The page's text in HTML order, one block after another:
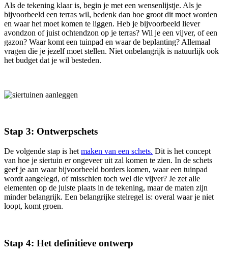
Als de tekening klaar is, begin je met een wensenlijstje. Als je
bijvoorbeeld een terras wil, bedenk dan hoe groot dit moet worden
en waar het moet komen te liggen. Heb je bijvoorbeeld liever
avondzon of juist ochtendzon op je terras? Wil je een vijver, of een
gazon? Waar komt een tuinpad en waar de beplanting? Allemaal
vragen die je jezelf moet stellen. Niet onbelangrijk is natuurlijk ook
het budget dat je wil besteden.
Stap 3: Ontwerpschets
De volgende stap is het maken van een schets. Dit is het concept
van hoe je siertuin er ongeveer uit zal komen te zien. In de schets
geef je aan waar bijvoorbeeld borders komen, waar een tuinpad
wordt aangelegd, of misschien toch wel die vijver? Je zet alle
elementen op de juiste plaats in de tekening, maar de maten zijn
minder belangrijk. Een belangrijke stelregel is: overal waar je niet
loopt, komt groen.
Stap 4: Het definitieve ontwerp